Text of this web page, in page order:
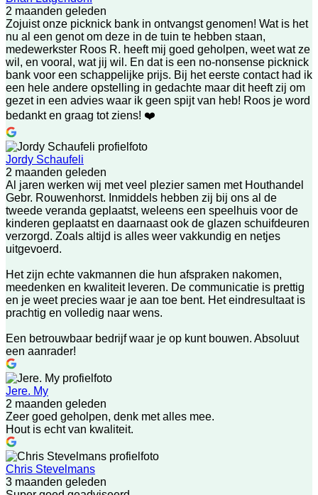
2 maanden geleden
Zojuist onze picknick bank in ontvangst genomen! Wat is het
nu al een genot om deze in de tuin te hebben staan,
medewerkster Roos R. heeft mij goed geholpen, weet wat ze
wil, en vooral, wat jij wil. En dat is een no-nonsense picknick
bank voor een schappelijke prijs. Bij het eerste contact had ik
een hele andere opstelling in gedachte maar dit heeft zij om
gezet in een advies waar ik geen spijt van heb! Roos je word
bedankt en graag tot ziens! ❤️
Jordy Schaufeli
2 maanden geleden
Al jaren werken wij met veel plezier samen met Houthandel
Gebr. Rouwenhorst. Inmiddels hebben zij bij ons al de
tweede veranda geplaatst, weleens een speelhuis voor de
kinderen geplaatst en daarnaast ook de glazen schuifdeuren
verzorgd. Zoals altijd is alles weer vakkundig en netjes
uitgevoerd.
Het zijn echte vakmannen die hun afspraken nakomen,
meedenken en kwaliteit leveren. De communicatie is prettig
en je weet precies waar je aan toe bent. Het eindresultaat is
prachtig en volledig naar wens.
Een betrouwbaar bedrijf waar je op kunt bouwen. Absoluut
een aanrader!
Jere. My
2 maanden geleden
Zeer goed geholpen, denk met alles mee.
Hout is echt van kwaliteit.
Chris Stevelmans
3 maanden geleden